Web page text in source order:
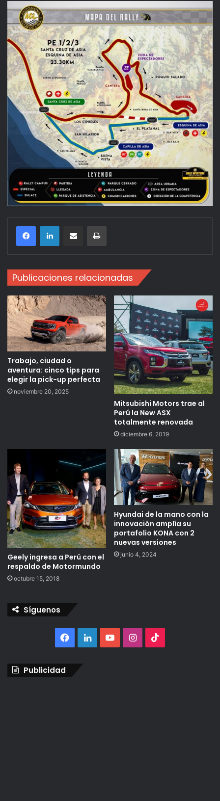
Compartir por correo electrónicoImprimir
Publicaciones relacionadas
Trabajo, ciudad o
aventura: cinco tips para
elegir la pick-up perfecta
noviembre 20, 2025
Mitsubishi Motors trae al
Perú la New ASX
totalmente renovada
diciembre 6, 2019
Geely ingresa a Perú con el
respaldo de Motormundo
octubre 15, 2018
Hyundai de la mano con la
innovación amplía su
portafolio KONA con 2
nuevas versiones
junio 4, 2024
Síguenos
Facebook
LinkedInYouTubeInstagram
Publicidad